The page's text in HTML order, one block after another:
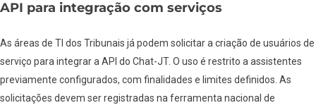
API para integração com serviços
As áreas de TI dos Tribunais já podem solicitar a criação de usuários de
serviço para integrar a API do Chat-JT. O uso é restrito a assistentes
previamente configurados, com finalidades e limites definidos. As
solicitações devem ser registradas na ferramenta nacional de